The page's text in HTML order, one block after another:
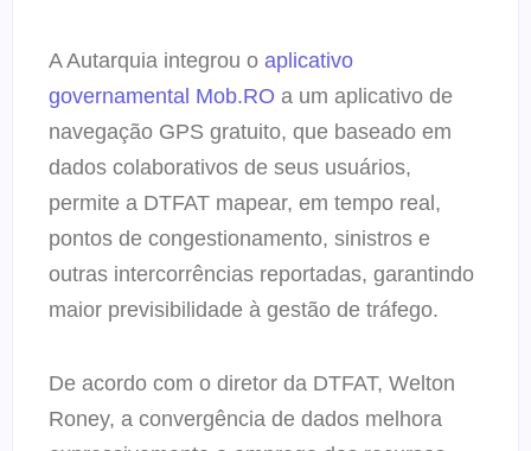
A Autarquia integrou o aplicativo
governamental Mob.RO a um aplicativo de
navegação GPS gratuito, que baseado em
dados colaborativos de seus usuários,
permite a DTFAT mapear, em tempo real,
pontos de congestionamento, sinistros e
outras intercorrências reportadas, garantindo
maior previsibilidade à gestão de tráfego.
De acordo com o diretor da DTFAT, Welton
Roney, a convergência de dados melhora